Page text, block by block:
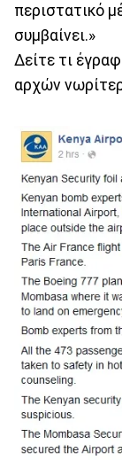
περιστατικό
συμβαίνει.»
Δείτε τι
αρχών